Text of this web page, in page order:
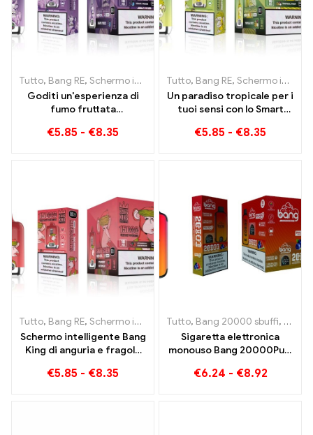
Tutto, Bang RE, Schermo intelligente Bang King 15000 Soffio
Goditi un'esperienza di
fumo fruttata
Jelly Bang King Smart
€5.85 - €8.35
Tutto, Bang RE, Schermo intelligente Bang King 15000 Soffio
Un paradiso tropicale per i
tuoi sensi con lo Smart
King 15000 Soffio
€5.85 - €8.35
Tutto, Bang RE, Schermo intelligente Bang King 15000 Soffio ,
Schermo intelligente Bang
King di anguria e fragola
piacere rilassante della
€5.85 - €8.35
Tutto, Bang 20000 sbuffi, Bang
Sigaretta elettronica
monouso Bang 20000Puff
anguria e Dual Mesh
€6.24 - €8.92